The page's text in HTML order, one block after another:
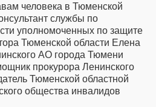
человека в Тюменской
службы по
уполномоченных по защите
Тюменской области Елена
АО города Тюмени
прокурора Ленинского
Тюменской областной
общества инвалидов